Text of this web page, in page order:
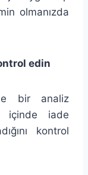
olmanızda
edin
bir analiz
içinde iade
kontrol